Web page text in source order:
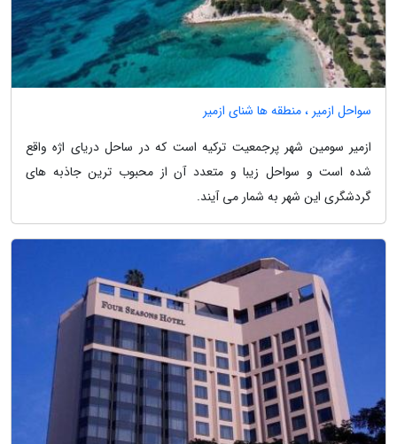
سواحل ازمیر ، منطقه ها شنای ازمیر
ازمیر سومین شهر پرجمعیت ترکیه است که در ساحل دریای اژه واقع
شده است و سواحل زیبا و متعدد آن از محبوب ترین جاذبه های
گردشگری این شهر به شمار می آیند.